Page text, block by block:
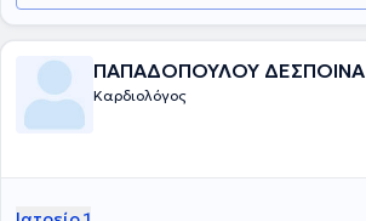
ΠΑΠΑΔΟΠΟΥΛΟΥ ΔΕΣΠΟΙΝΑ
Καρδιολόγος